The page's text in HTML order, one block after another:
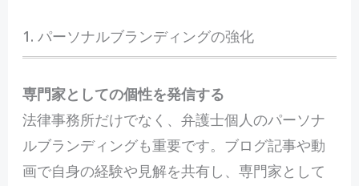
1. パーソナルブランディングの強化
専門家としての個性を発信する
法律事務所だけでなく、弁護士個人のパーソナ
ルブランディングも重要です。ブログ記事や動
画で自身の経験や見解を共有し、専門家として